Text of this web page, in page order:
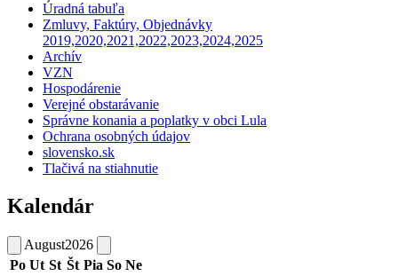
Úradná tabuľa
Zmluvy, Faktúry, Objednávky
2019,2020,2021,2022,2023,2024,2025
Archív
VZN
Hospodárenie
Verejné obstarávanie
Správne konania a poplatky v obci Lula
Ochrana osobných údajov
slovensko.sk
Tlačivá na stiahnutie
Kalendár
August2026
Po Ut St Št Pia So Ne